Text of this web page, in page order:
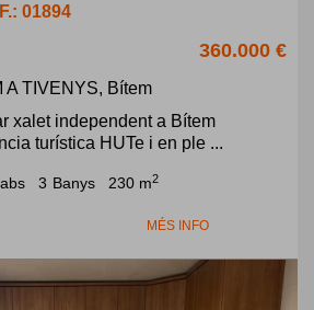
01894
360.000 €
A TIVENYS, Bítem
xalet independent a Bítem
turística HUTe i en ple ...
3 Banys 230 m2
MÉS INFO
Next